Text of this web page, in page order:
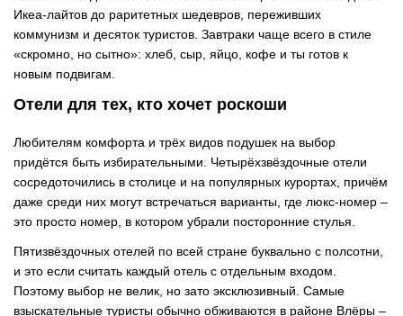
Икеа-лайтов до раритетных шедевров, переживших
коммунизм и десяток туристов. Завтраки чаще всего в стиле
«скромно, но сытно»: хлеб, сыр, яйцо, кофе и ты готов к
новым подвигам.
Отели для тех, кто хочет роскоши
Любителям комфорта и трёх видов подушек на выбор
придётся быть избирательными. Четырёхзвёздочные отели
сосредоточились в столице и на популярных курортах, причём
даже среди них могут встречаться варианты, где люкс-номер –
это просто номер, в котором убрали посторонние стулья.
Пятизвёздочных отелей по всей стране буквально с полсотни,
и это если считать каждый отель с отдельным входом.
Поэтому выбор не велик, но зато эксклюзивный. Самые
взыскательные туристы обычно обживаются в районе Влёры –